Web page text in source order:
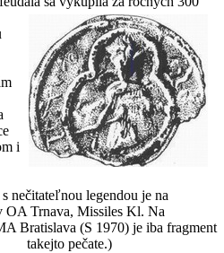
i
nečitateľnou legendou je na
OA Trnava, Missiles Kl. Na
Bratislava (S 1970) je iba fragment
takejto pečate.)